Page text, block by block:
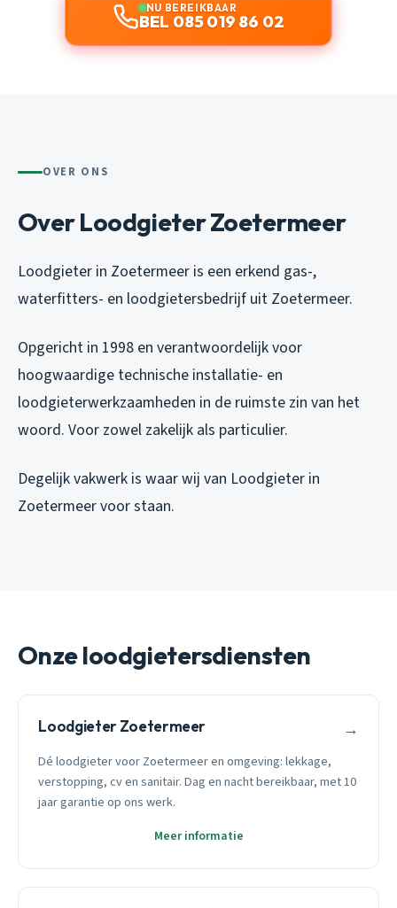
NU BEREIKBAAR
BEL 085 019 86 02
OVER ONS
Over Loodgieter Zoetermeer
Loodgieter in Zoetermeer is een erkend gas-,
waterfitters- en loodgietersbedrijf uit Zoetermeer.
Opgericht in 1998 en verantwoordelijk voor
hoogwaardige technische installatie- en
loodgieterwerkzaamheden in de ruimste zin van het
woord. Voor zowel zakelijk als particulier.
Degelijk vakwerk is waar wij van Loodgieter in
Zoetermeer voor staan.
Onze loodgietersdiensten
Loodgieter Zoetermeer →
Dé loodgieter voor Zoetermeer en omgeving: lekkage,
verstopping, cv en sanitair. Dag en nacht bereikbaar, met 10
jaar garantie op ons werk.
Meer informatie